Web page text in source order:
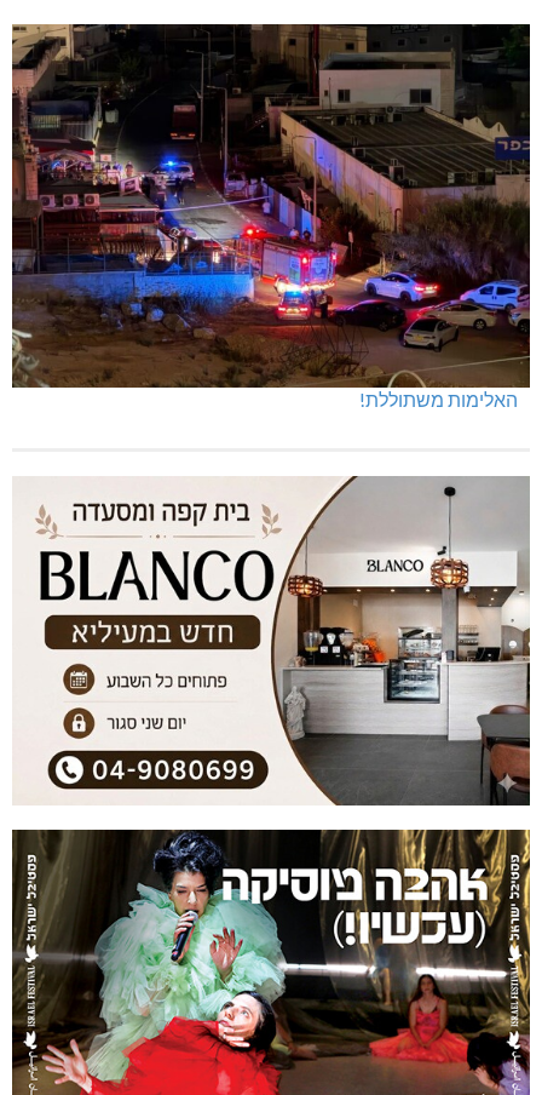
מנהלת אשכול גנים כפר ורדים: אורלי גלברט
האלימות משתוללת!